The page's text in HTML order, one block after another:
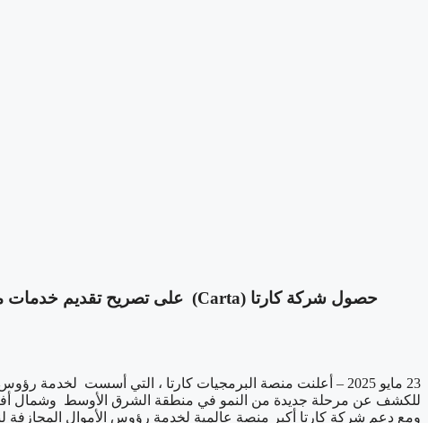
للكشف عن مرحلة جديدة من النمو في منطقة الشرق الأوسط وشمال
ومع دعم شركة كارتا أكبر منصة عالمية لخدمة رؤوس الأموال